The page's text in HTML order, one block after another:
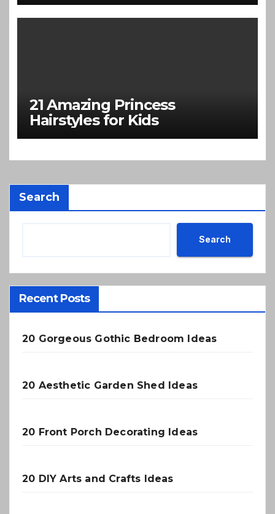
21 Amazing Princess
Hairstyles for Kids
Search
Search
Recent Posts
20 Gorgeous Gothic Bedroom Ideas
20 Aesthetic Garden Shed Ideas
20 Front Porch Decorating Ideas
20 DIY Arts and Crafts Ideas